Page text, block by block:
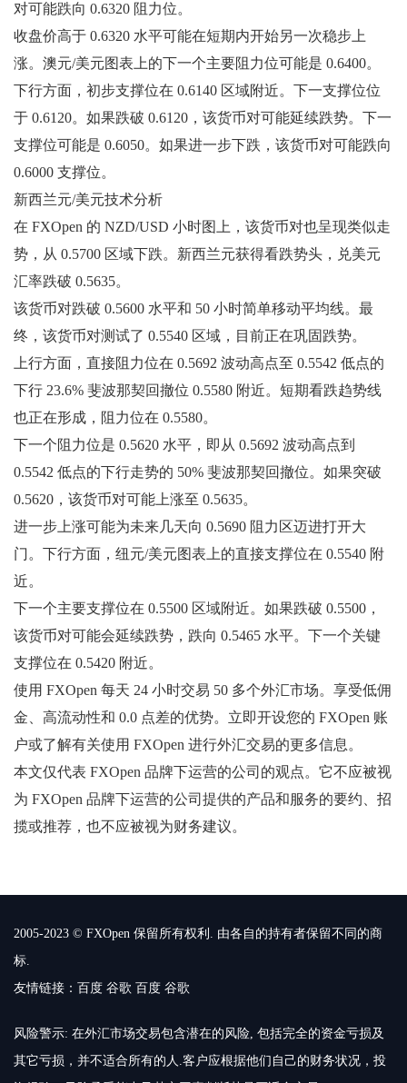
对可能跌向 0.6320 阻力位。
收盘价高于 0.6320 水平可能在短期内开始另一次稳步上
涨。澳元/美元图表上的下一个主要阻力位可能是 0.6400。
下行方面，初步支撑位在 0.6140 区域附近。下一支撑位位
于 0.6120。如果跌破 0.6120，该货币对可能延续跌势。下一
支撑位可能是 0.6050。如果进一步下跌，该货币对可能跌向
0.6000 支撑位。
新西兰元/美元技术分析
在 FXOpen 的 NZD/USD 小时图上，该货币对也呈现类似走
势，从 0.5700 区域下跌。新西兰元获得看跌势头，兑美元
汇率跌破 0.5635。
该货币对跌破 0.5600 水平和 50 小时简单移动平均线。最
终，该货币对测试了 0.5540 区域，目前正在巩固跌势。
上行方面，直接阻力位在 0.5692 波动高​​点至 0.5542 低点的
下行 23.6% 斐波那契回撤位 0.5580 附近。短期看跌趋势线
也正在形成，阻力位在 0.5580。
下一个阻力位是 0.5620 水平，即从 0.5692 波动高​​点到
0.5542 低点的下行走势的 50% 斐波那契回撤位。如果突破
0.5620，该货币对可能上涨至 0.5635。
进一步上涨可能为未来几天向 0.5690 阻力区迈进打开大
门。下行方面，纽元/美元图表上的直接支撑位在 0.5540 附
近。
下一个主要支撑位在 0.5500 区域附近。如果跌破 0.5500，
该货币对可能会延续跌势，跌向 0.5465 水平。下一个关键
支撑位在 0.5420 附近。
使用 FXOpen 每天 24 小时交易 50 多个外汇市场。享受低佣
金、高流动性和 0.0 点差的优势。立即开设您的 FXOpen 账
户或了解有关使用 FXOpen 进行外汇交易的更多信息。
本文仅代表 FXOpen 品牌下运营的公司的观点。它不应被视
为 FXOpen 品牌下运营的公司提供的产品和服务的要约、招
揽或推荐，也不应被视为财务建议。
2005-2023 © FXOpen 保留所有权利. 由各自的持有者保留不同的商
标.
友情链接： 百度 谷歌 百度 谷歌
风险警示: 在外汇市场交易包含潜在的风险, 包括完全的资金亏损及
其它亏损，并不适合所有的人.客户应根据他们自己的财务状况，投